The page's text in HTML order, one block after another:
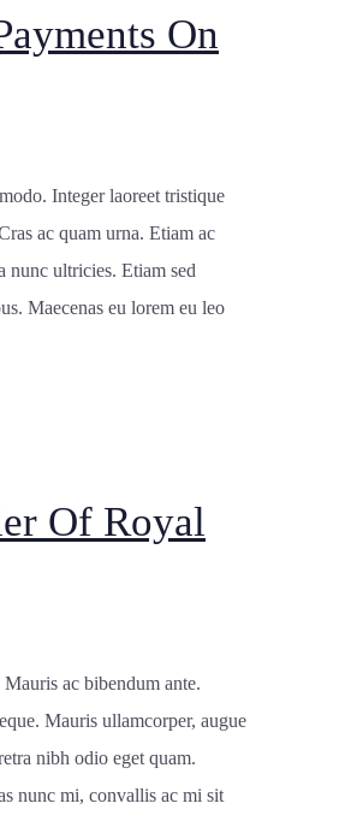
On
Integer laoreet tristique
ac quam urna. Etiam ac
nunc ultricies. Etiam sed
Maecenas eu lorem eu leo
Of Royal
ac bibendum ante.
Mauris ullamcorper, augue
nibh odio eget quam.
nunc mi, convallis ac mi sit